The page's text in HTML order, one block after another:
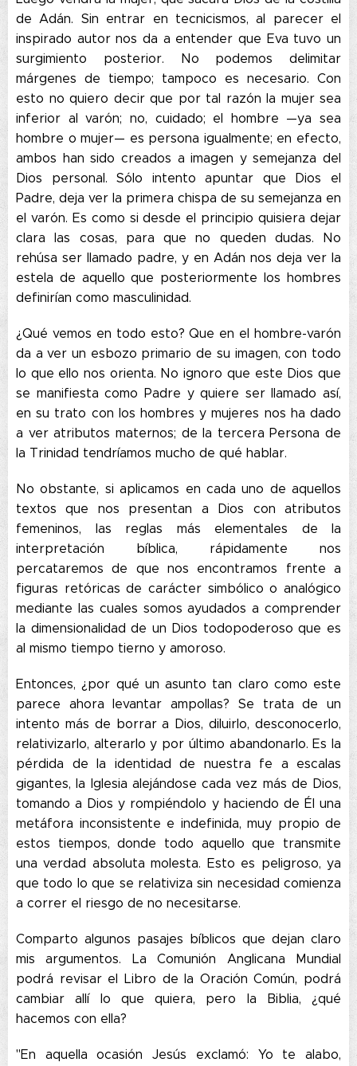
de Adán. Sin entrar en tecnicismos, al parecer el
inspirado autor nos da a entender que Eva tuvo un
surgimiento posterior. No podemos delimitar
márgenes de tiempo; tampoco es necesario. Con
esto no quiero decir que por tal razón la mujer sea
inferior al varón; no, cuidado; el hombre —ya sea
hombre o mujer— es persona igualmente; en efecto,
ambos han sido creados a imagen y semejanza del
Dios personal. Sólo intento apuntar que Dios el
Padre, deja ver la primera chispa de su semejanza en
el varón. Es como si desde el principio quisiera dejar
clara las cosas, para que no queden dudas. No
rehúsa ser llamado padre, y en Adán nos deja ver la
estela de aquello que posteriormente los hombres
definirían como masculinidad.
¿Qué vemos en todo esto? Que en el hombre-varón
da a ver un esbozo primario de su imagen, con todo
lo que ello nos orienta. No ignoro que este Dios que
se manifiesta como Padre y quiere ser llamado así,
en su trato con los hombres y mujeres nos ha dado
a ver atributos maternos; de la tercera Persona de
la Trinidad tendríamos mucho de qué hablar.
No obstante, si aplicamos en cada uno de aquellos
textos que nos presentan a Dios con atributos
femeninos, las reglas más elementales de la
interpretación bíblica, rápidamente nos
percataremos de que nos encontramos frente a
figuras retóricas de carácter simbólico o analógico
mediante las cuales somos ayudados a comprender
la dimensionalidad de un Dios todopoderoso que es
al mismo tiempo tierno y amoroso.
Entonces, ¿por qué un asunto tan claro como este
parece ahora levantar ampollas? Se trata de un
intento más de borrar a Dios, diluirlo, desconocerlo,
relativizarlo, alterarlo y por último abandonarlo. Es la
pérdida de la identidad de nuestra fe a escalas
gigantes, la Iglesia alejándose cada vez más de Dios,
tomando a Dios y rompiéndolo y haciendo de Él una
metáfora inconsistente e indefinida, muy propio de
estos tiempos, donde todo aquello que transmite
una verdad absoluta molesta. Esto es peligroso, ya
que todo lo que se relativiza sin necesidad comienza
a correr el riesgo de no necesitarse.
Comparto algunos pasajes bíblicos que dejan claro
mis argumentos. La Comunión Anglicana Mundial
podrá revisar el Libro de la Oración Común, podrá
cambiar allí lo que quiera, pero la Biblia, ¿qué
hacemos con ella?
"En aquella ocasión Jesús exclamó: Yo te alabo,